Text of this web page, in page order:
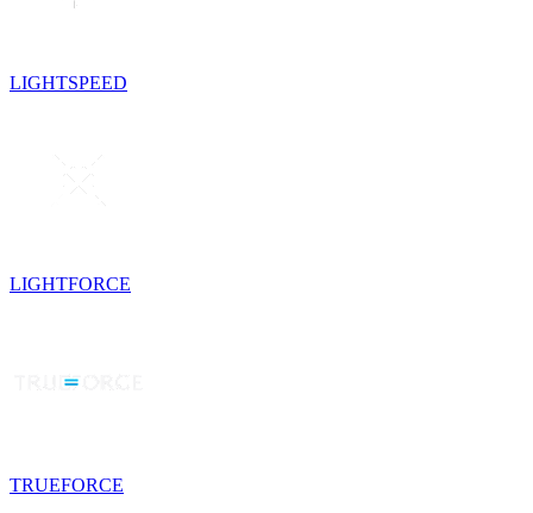
LIGHTSPEED
LIGHTFORCE
TRUEFORCE